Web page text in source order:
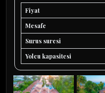
Fiyat
Mesafe
Surus suresi
Yolcu kapasitesi